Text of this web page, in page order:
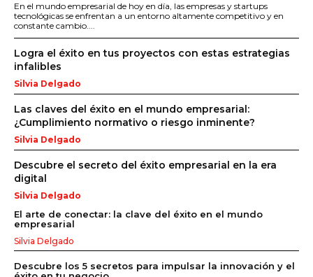
En el mundo empresarial de hoy en día, las empresas y startups
tecnológicas se enfrentan a un entorno altamente competitivo y en
constante cambio....
Logra el éxito en tus proyectos con estas estrategias
infalibles
Silvia Delgado
Las claves del éxito en el mundo empresarial:
¿Cumplimiento normativo o riesgo inminente?
Silvia Delgado
Descubre el secreto del éxito empresarial en la era
digital
Silvia Delgado
El arte de conectar: la clave del éxito en el mundo
empresarial
Silvia Delgado
Descubre los 5 secretos para impulsar la innovación y el